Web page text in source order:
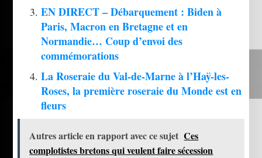
EN DIRECT – Débarquement : Biden à
Paris, Macron en Bretagne et en
Normandie… Coup d’envoi des
commémorations
La Roseraie du Val-de-Marne à l’Haÿ-les-
Roses, la première roseraie du Monde est en
fleurs
Autres article en rapport avec ce sujet Ces
complotistes bretons qui veulent faire sécession